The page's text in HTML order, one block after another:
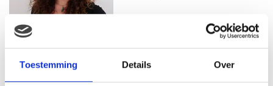
Toestemming Details Over
MAMA THIRZA VLOG: DE
LAATSTE WERKDAG EN MIJN